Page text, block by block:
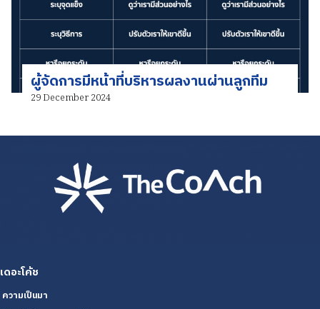
ผู้จัดการมีหน้าที่บริหารผลงานผ่านลูกทีม
29 December 2024
เดอะโค้ช
ความเป็นมา